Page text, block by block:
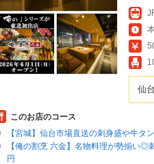
仙
このお店のコース
【宮城】仙台市場直送の刺身盛や牛
【俺の割烹 六金】名物料理が勢揃い
円